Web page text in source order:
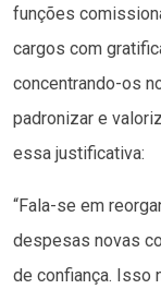
funções
cargos com
concentrando-os
padronizar e
essa justificativa:
“Fala-se em
despesas novas
de confiança. Isso